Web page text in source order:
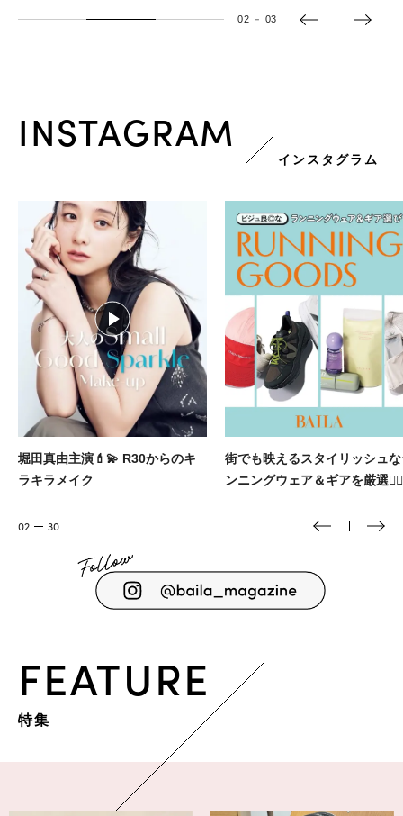
02 － 03
INSTAGRAM
インスタグラム
街でも映えるスタイリッシュなラ
ンニングウェア＆ギアを厳選🏃‍♀️
大人に似合う本命ブランドの
アクセをBAILAが厳選🎀
02 30
FEATURE
特集